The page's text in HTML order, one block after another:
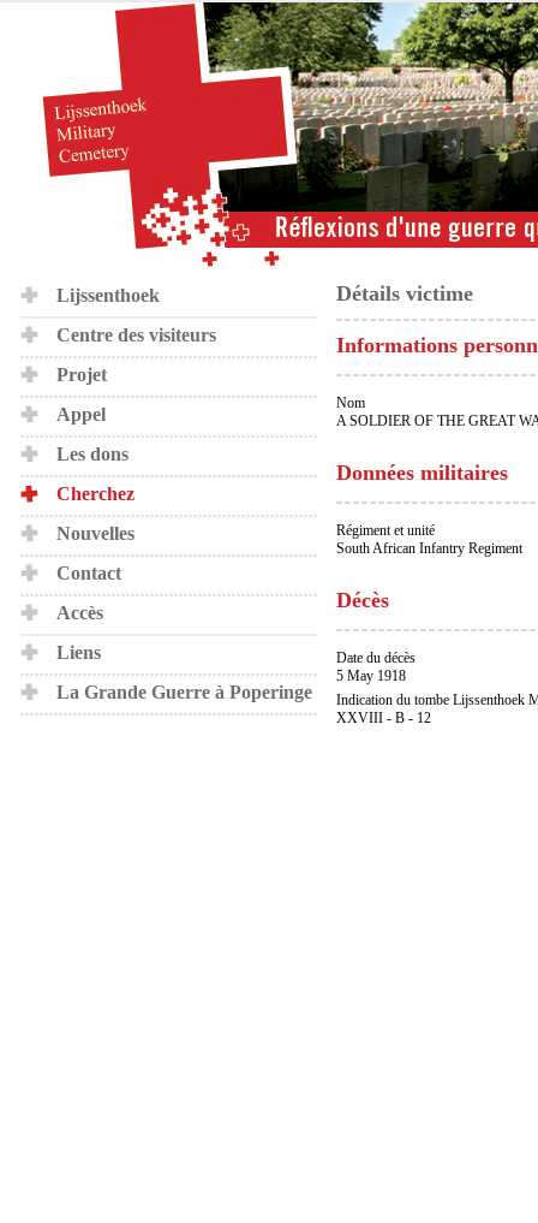
Lijssenthoek
Centre des visiteurs
Projet
Appel
Les dons
Cherchez
Nouvelles
Contact
Accès
Liens
La Grande Guerre à Poperinge
Détails victime
Informations
Nom
A SOLDIER OF THE GREAT
Données militaires
Régiment et unité
South African Infantry Regiment
Décès
Date du décès
5 May 1918
Indication du tombe Lijssenthoek
XXVIII - B - 12